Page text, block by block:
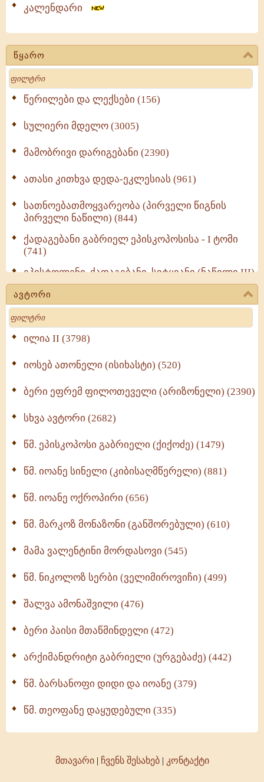
კალენდარი
წყარო
Search
წერილები და ლექსები (156)
სულიერი მდელო (3005)
მამობრივი დარიგებანი (2390)
ათასი კითხვა დედა-ეკლესიას (961)
სათნოებათმოყვარეობა (პირველი წიგნის
პირველი ნაწილი) (844)
ქადაგებანი გაბრიელ ეპისკოპოსისა - I ტომი
(741)
ეპისტოლენი, ქადაგებანი, სიტყვანი (ნაწილი III)
(723)
მოძღვრის ძალზე სასარგებლო რჩევები
მრევლისათვის (545)
Wisdomge (514)
ქადაგებანი გაბრიელ ეპისკოპოსისა - II ტომი
სულიერი ცხოვრების სახელმძღვანელო -
ნაწილი II (369)
ავტორი
Search
ილია II (3798)
იოსებ ათონელი (ისიხასტი) (520)
ბერი ეფრემ ფილოთეველი (არიზონელი) (2390)
სხვა ავტორი (2682)
წმ. ეპისკოპოსი გაბრიელი (ქიქოძე) (1479)
წმ. იოანე სინელი (კიბისაღმწერელი) (881)
წმ. იოანე ოქროპირი (656)
წმ. მარკოზ მონაზონი (განშორებული) (610)
მამა ვალენტინი მორდასოვი (545)
წმ. ნიკოლოზ სერბი (ველიმიროვიჩი) (499)
შალვა ამონაშვილი (476)
ბერი პაისი მთაწმინდელი (472)
არქიმანდრიტი გაბრიელი (ურგებაძე) (442)
წმ. ბარსანოფი დიდი და იოანე (379)
წმ. თეოფანე დაყუდებული (335)
მთავარი| ჩვენს შესახებ| კონტაქტი